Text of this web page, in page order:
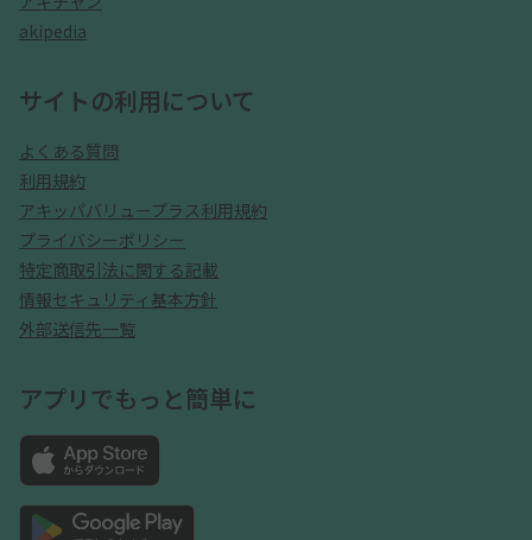
akipedia
サイトの利用について
よくある質問
利用規約
アキッパバリュープラス利用規約
プライバシーポリシー
特定商取引法に関する記載
情報セキュリティ基本方針
外部送信先一覧
アプリでもっと簡単に